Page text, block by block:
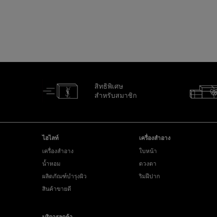
สิทธิพิเศษ
สำหรับสมาชิก
ไฮไลท์
เครื่องสำอาง
น้ำหอม
ผลิตภัณฑ์บำรุงผิว
สินค้าขายดี
เครื่องสำอาง
ใบหน้า
ดวงตา
ริมฝีปาก